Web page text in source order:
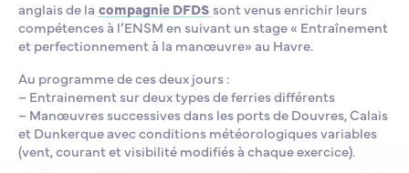
La scolarité et la vie étudiante
anglais de la compagnie DFDS sont venus enrichir leurs
compétences à l’ENSM en suivant un stage « Entraînement
et perfectionnement à la manœuvre» au Havre.
Au programme de ces deux jours :
– Entrainement sur deux types de ferries différents
– Manœuvres successives dans les ports de Douvres, Calais
et Dunkerque avec conditions météorologiques variables
(vent, courant et visibilité modifiés à chaque exercice).